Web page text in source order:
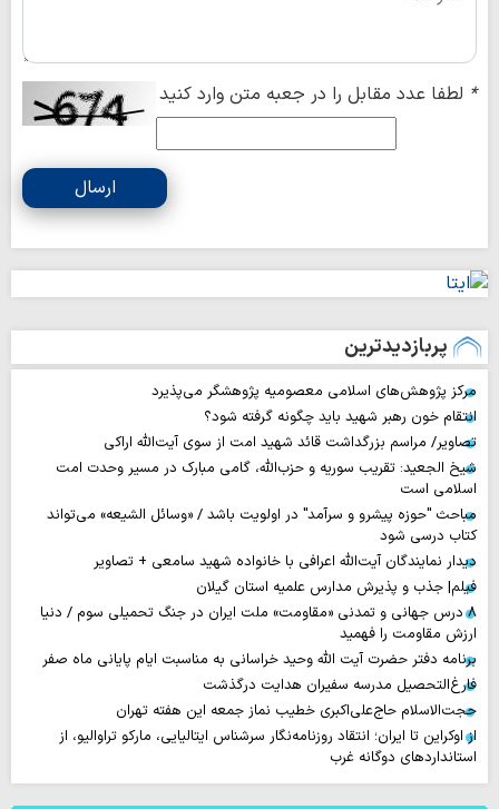
* لطفا عدد مقابل را در جعبه متن وارد کنید
ارسال
پربازدیدترین
مرکز پژوهش‌های اسلامی معصومیه پژوهشگر می‌پذیرد
انتقام خون رهبر شهید باید چگونه گرفته شود؟
تصاویر/ مراسم بزرگداشت قائد شهید امت از سوی آیت‌الله اراکی
شیخ الجعید: تقریب سوریه و حزب‌الله، گامی مبارک در مسیر وحدت امت
اسلامی است
مباحث "حوزه پیشرو و سرآمد" در اولویت باشد / «وسائل الشیعه» می‌تواند
کتاب درسی شود
دیدار نمایندگان آیت‌الله اعرافی با خانواده شهید سامعی + تصاویر
فیلم| جذب و پذیرش مدارس علمیه استان گیلان
۸ درس جهانی و تمدنی «مقاومت» ملت ایران در جنگ تحمیلی سوم / دنیا
ارزش مقاومت را فهمید
برنامه دفتر حضرت آیت الله وحید خراسانی به مناسبت ایام پایانی ماه صفر
فارغ‌التحصیل مدرسه سفیران هدایت درگذشت
حجت‌الاسلام حاج‌علی‌اکبری خطیب نماز جمعه این هفته تهران
از اوکراین تا ایران؛ انتقاد روزنامه‌نگار سرشناس ایتالیایی، مارکو تراوالیو، از
استانداردهای دوگانه غرب